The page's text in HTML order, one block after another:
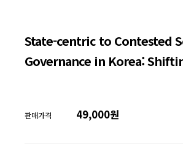
State-centric to Contested
Governance in Korea:
판매가격 49,000원